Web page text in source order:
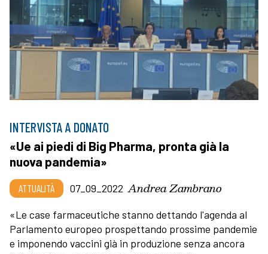
INTERVISTA A DONATO
«Ue ai piedi di Big Pharma, pronta già la
nuova pandemia»
ATTUALITÀ 07_09_2022 Andrea Zambrano
«Le case farmaceutiche stanno dettando l'agenda al
Parlamento europeo prospettando prossime pandemie
e imponendo vaccini già in produzione senza ancora